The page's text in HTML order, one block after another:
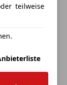
teilweise